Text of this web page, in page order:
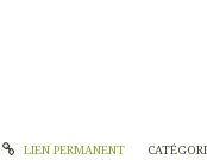
LIEN PERMANENT